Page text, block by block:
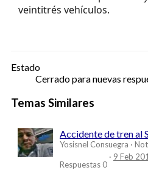
veintitrés vehículos.
Estado
Cerrado para nuevas
Temas Similares
Accidente de tren al
Yosisnel Consuegra
Respuestas 0
9 Feb